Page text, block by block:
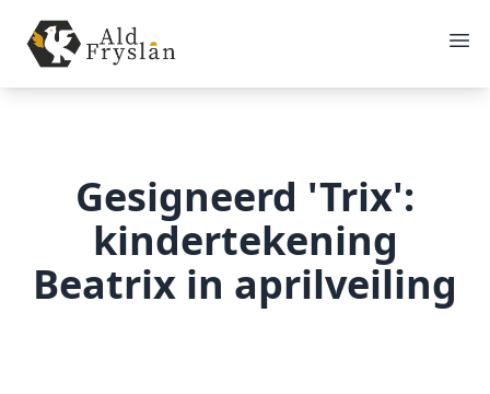
Gesigneerd 'Trix':
kindertekening
Beatrix in aprilveiling